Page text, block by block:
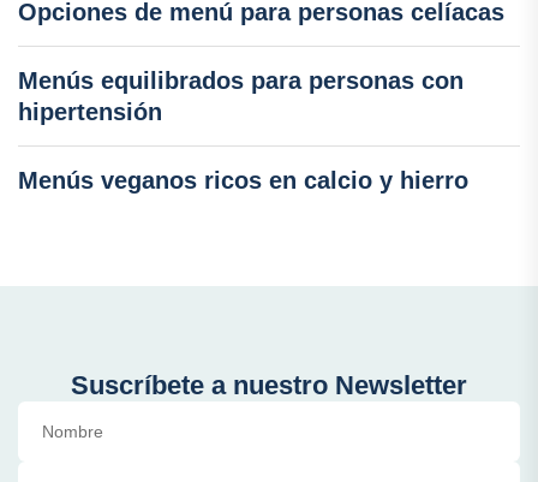
Opciones de menú para personas celíacas
Menús equilibrados para personas con
hipertensión
Menús veganos ricos en calcio y hierro
Suscríbete a nuestro Newsletter